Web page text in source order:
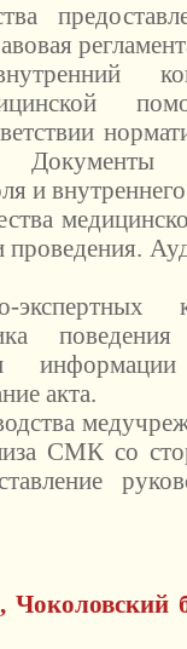
Документы
и
акта.
СМК со
Чоколовский